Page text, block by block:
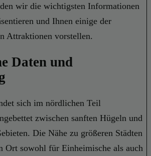
wir die wichtigsten Informationen
und Ihnen einige der
Attraktionen vorstellen.
Daten und
sich im nördlichen Teil
zwischen sanften Hügeln und
Die Nähe zu größeren Städten
Ort sowohl für Einheimische als auch